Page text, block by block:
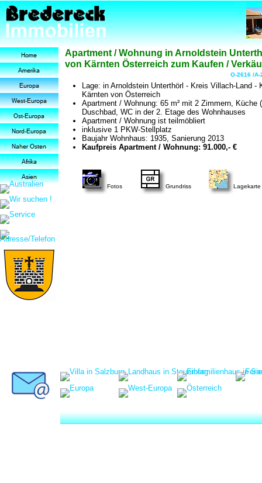
Fotos Lagekarte
Apartment / Wohnung in Arnoldstein
von Kärnten Österreich zum Kaufen /
O-2616 /A-
Lage: in Arnoldstein Unterthörl - Kreis Villach-Land -
Kärnten von Österreich
Apartment / Wohnung: 65 m² mit 2 Zimmern, Küche
Duschbad, WC in der 2. Etage des Wohnhauses
Apartment / Wohnung ist teilmöbliert
inklusive 1 PKW-Stellplatz
Baujahr Wohnhaus: 1935, Sanierung 2013
Kaufpreis Apartment / Wohnung: 91.000,- €
Grundriss